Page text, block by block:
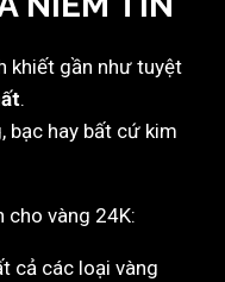
khiết gần như tuyệt
.
bạc hay bất cứ kim
cho vàng 24K:
cả các loại vàng